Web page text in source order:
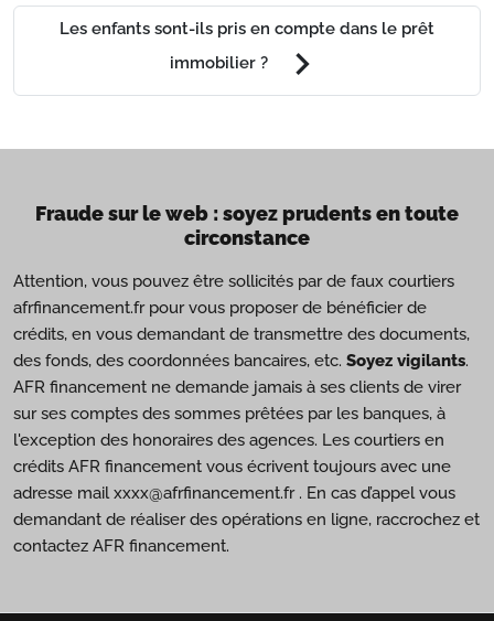
Les enfants sont-ils pris en compte dans le prêt
immobilier ?
chevron_right
Fraude sur le web : soyez prudents en toute
circonstance
Attention, vous pouvez être sollicités par de faux courtiers
afrfinancement.fr pour vous proposer de bénéficier de
crédits, en vous demandant de transmettre des documents,
des fonds, des coordonnées bancaires, etc. Soyez vigilants.
AFR financement ne demande jamais à ses clients de virer
sur ses comptes des sommes prêtées par les banques, à
l'exception des honoraires des agences. Les courtiers en
crédits AFR financement vous écrivent toujours avec une
adresse mail xxxx@afrfinancement.fr . En cas d’appel vous
demandant de réaliser des opérations en ligne, raccrochez et
contactez AFR financement.